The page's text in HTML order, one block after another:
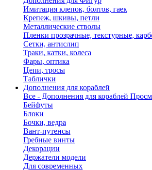
Имитация клепок, болтов, гаек
Крепеж, шкивы, петли
Металлические стволы
Пленки прозрачные, текстурные,
Сетки, антислип
Траки, катки, колеса
Фары, оптика
Цепи, тросы
Таблички
Дополнения для кораблей
Все - Дополнения для кораблей
Бейфуты
Блоки
Бочки, ведра
Вант-путенсы
Гребные винты
Декорации
Держатели модели
Для современных